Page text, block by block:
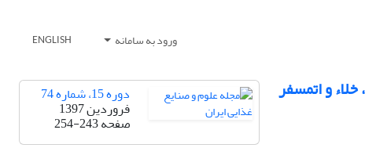
ورود به سامانه ENGLISH
و اتمسفر دوره 15، شماره 74
فروردین 1397
صفحه254-243